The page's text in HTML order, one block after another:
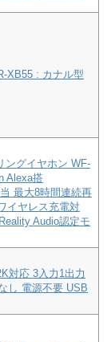
XB55 : カナル型
ングイヤホン WF-
Alexa搭
最大8時間連続再
イヤレス充電対
Audio認定モ
対応 3入力1出力
し 電源不要 USB